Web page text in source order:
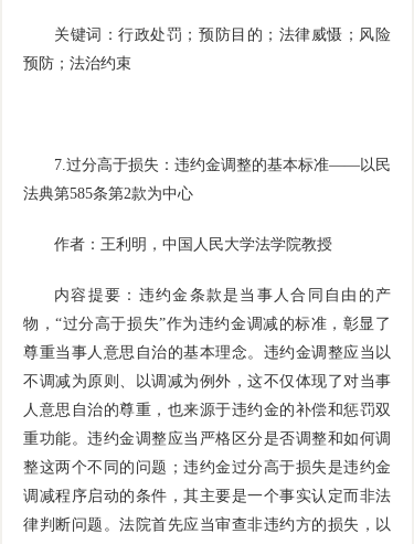
关键词：行政处罚；预防目的；法律威慑；风险
预防；法治约束
7.过分高于损失：违约金调整的基本标准——以民
法典第585条第2款为中心
作者：王利明，中国人民大学法学院教授
内容提要：违约金条款是当事人合同自由的产
物，“过分高于损失”作为违约金调减的标准，彰显了
尊重当事人意思自治的基本理念。违约金调整应当以
不调减为原则、以调减为例外，这不仅体现了对当事
人意思自治的尊重，也来源于违约金的补偿和惩罚双
重功能。违约金调整应当严格区分是否调整和如何调
整这两个不同的问题；违约金过分高于损失是违约金
调减程序启动的条件，其主要是一个事实认定而非法
律判断问题。法院首先应当审查非违约方的损失，以